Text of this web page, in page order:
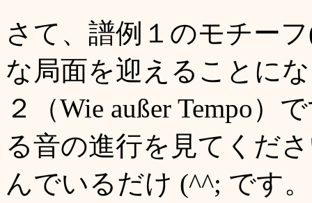
さて、譜例１のモチー
な局面を迎えることに
２（Wie außer Tempo
る音の進行を見てくだ
んでいるだけ (^^; です